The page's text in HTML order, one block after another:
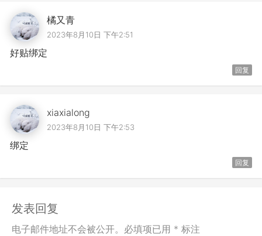
橘又青
2023年8月10日 下午2:51
好贴绑定
回复
xiaxialong
2023年8月10日 下午2:53
绑定
回复
发表回复
电子邮件地址不会被公开。必填项已用 * 标注